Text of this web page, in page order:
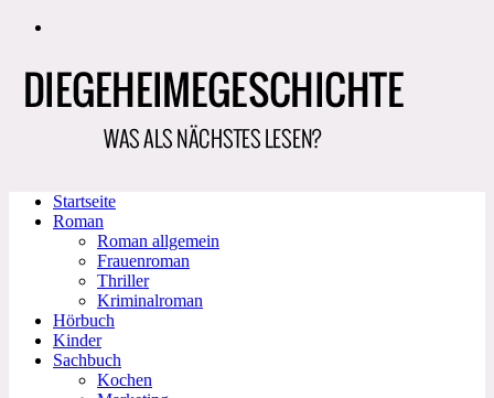
Zum
Startseite
Roman
Roman allgemein
Frauenroman
Thriller
Kriminalroman
Hörbuch
Kinder
Sachbuch
Kochen